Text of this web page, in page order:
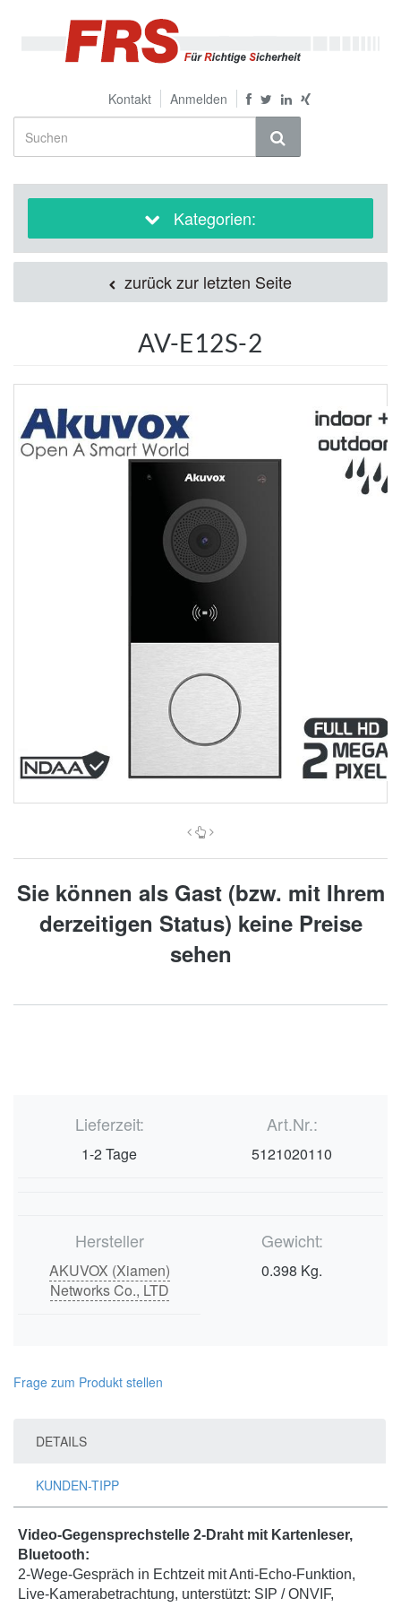
Kontakt Anmelden
Kategorien:
zurück zur letzten Seite
AV-E12S-2
Sie können als Gast (bzw. mit Ihrem
derzeitigen Status) keine Preise
sehen
Lieferzeit:
1-2 Tage
Art.Nr.:
5121020110
Hersteller
AKUVOX (Xiamen)
Networks Co., LTD
Gewicht:
0.398 Kg.
Frage zum Produkt stellen
DETAILS
KUNDEN-TIPP
Video-Gegensprechstelle 2-Draht mit Kartenleser,
Bluetooth:
2-Wege-Gespräch in Echtzeit mit Anti-Echo-Funktion,
Live-Kamerabetrachtung, unterstützt: SIP / ONVIF,